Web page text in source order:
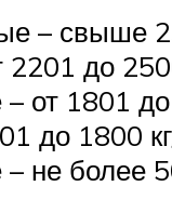
– свыше
до
от 1801
до 1800
– не более